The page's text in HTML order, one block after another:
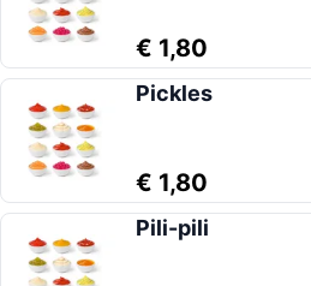
€ 1,80
Pickles
€ 1,80
Pili-pili